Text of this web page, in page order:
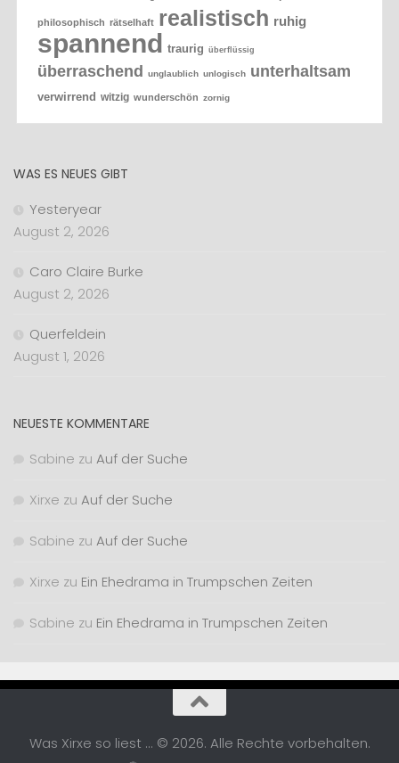
philosophisch rätselhaft realistisch ruhig
spannend traurig überflüssig
überraschend unglaublich unlogisch unterhaltsam
verwirrend witzig wunderschön zornig
WAS ES NEUES GIBT
Yesteryear
August 2, 2026
Caro Claire Burke
August 2, 2026
Querfeldein
August 1, 2026
NEUESTE KOMMENTARE
Sabine zu Auf der Suche
Xirxe zu Auf der Suche
Sabine zu Auf der Suche
Xirxe zu Ein Ehedrama in Trumpschen Zeiten
Sabine zu Ein Ehedrama in Trumpschen Zeiten
Was Xirxe so liest ... © 2026. Alle Rechte vorbehalten.